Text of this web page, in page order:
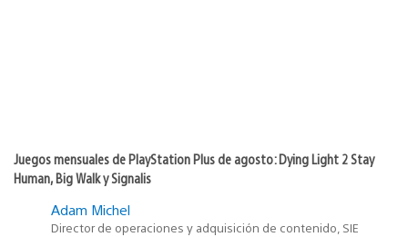
Juegos mensuales de PlayStation Plus de agosto: Dying Light 2 Stay
Human, Big Walk y Signalis
Adam Michel
Director de operaciones y adquisición de contenido, SIE